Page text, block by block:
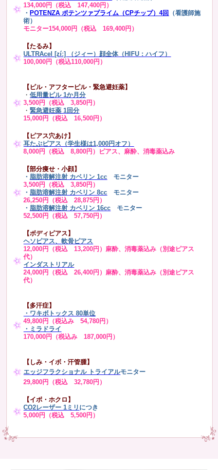
134,000円（税込 147,400円）
・ POTENZA ポテンツァプライム（CPチップ）4回
（看護師施
術）
モニター154,000円（税込 169,400円）
【たるみ】
ULTRAcel [zíː] （ジィー）顔全体（HIFU：ハイフ）
100,000円（税込110,000円）
【ピル・アフターピル・緊急避妊薬】
・低用量ピル 1か月分
3,500円（税込 3,850円）
・緊急避妊薬 1回分
15,000円（税込 16,500円）
【ピアス穴あけ】
耳たぶピアス（学生様は1,000円オフ）
8,000円（税込 8,800円）ピアス、麻酔、消毒薬込み
【部分痩せ・小顔】
・ 脂肪溶解注射 カベリン 1cc モニター
3,500円（税込 3,850円）
・ 脂肪溶解注射 カベリン 8cc モニター
26,250円（税込 28,875円）
・ 脂肪溶解注射 カベリン 16cc
モニター
52,500円（税込 57,750円）
【ボディピアス】
ヘソピアス、軟骨ピアス
12,000円（税込 13,200円）麻酔、消毒薬込み（別途ピアス
代）
インダストリアル
24,000円（税込 26,400円）麻酔、消毒薬込み（別途ピアス
代）
【多汗症】
・ ワキボトックス 80単位
49,800円（税込み 54,780円）
・ミラドライ
170,000円（税込み 187,000円）
【しみ・イボ・汗管腫】
エッジフラクショナル トライアルモニター
29,800円（税込 32,780円）
【イボ・ホクロ】
CO2レーザー 1ミリ につき
5,000円（税込 5,500円）